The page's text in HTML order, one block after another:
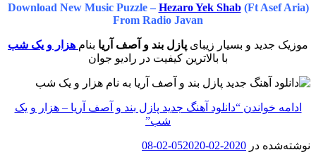
Download New Music Puzzle – Hezaro Yek Shab(Ft Asef Aria)
From Radio Javan
موزیک جدید و بسیار زیبای پازل بند و آصف آریا بنام هزار و یک شب
با بالاترین کیفیت در رادیو جوان
ادامه خواندن “دانلود آهنگ جدید پازل بند و آصف آریا – هزار و یک
شب”
نوشته‌شده در 2020-02-05
2020-02-08